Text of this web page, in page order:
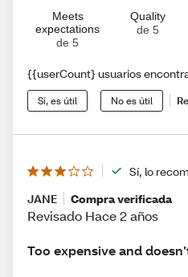
Meets
expectations
de 5
Quality
de 5
{{userCount} usuarios
Sí, es útil No es útil
Sí, lo
JANE
Compra verificada
Revisado Hace 2 años
Too expensive and